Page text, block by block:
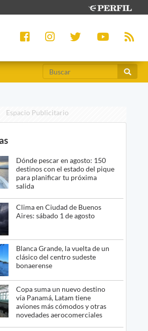
Espacio Publicitario
Dónde pescar en agosto: 150
destinos con el estado del pique
para planificar tu próxima
salida
Clima en Ciudad de Buenos
Aires: sábado 1 de agosto
Blanca Grande, la vuelta de un
clásico del centro sudeste
bonaerense
Copa suma un nuevo destino
vía Panamá, Latam tiene
aviones más cómodos y otras
novedades aerocomerciales